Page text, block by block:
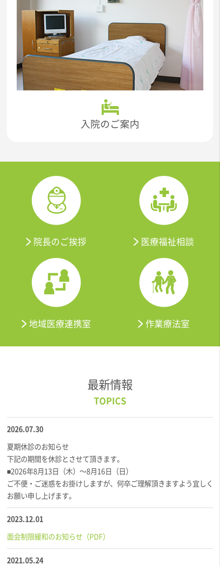
入院のご案内
院長のご挨拶 医療福祉相談
地域医療連携室 作業療法室
最新情報
2026.07.30
夏期休診のお知らせ
下記の期間を休診とさせて頂きます。
■2026年8月13日（木）～8月16日（日）
ご不便・ご迷惑をお掛けしますが、何卒ご理解頂きますよう宜しく
お願い申し上げます。
2023.12.01
面会制限緩和のお知らせ（PDF）
2021.05.24